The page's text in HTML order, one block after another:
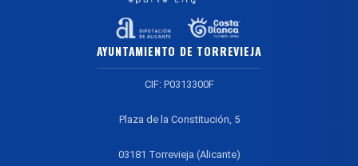
AYUNTAMIENTO DE TORREVIEJA
CIF: P0313300F
Plaza de la Constitución, 5
03181 Torrevieja (Alicante)